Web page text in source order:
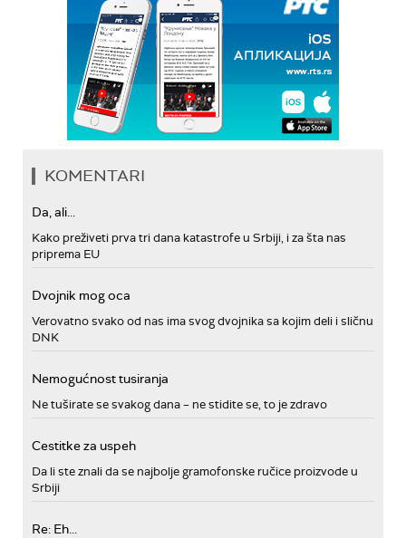
KOMENTARI
Da, ali...
Kako preživeti prva tri dana katastrofe u Srbiji, i za šta nas
priprema EU
Dvojnik mog oca
Verovatno svako od nas ima svog dvojnika sa kojim deli i sličnu
DNK
Nemogućnost tusiranja
Ne tuširate se svakog dana – ne stidite se, to je zdravo
Cestitke za uspeh
Da li ste znali da se najbolje gramofonske ručice proizvode u
Srbiji
Re: Eh...